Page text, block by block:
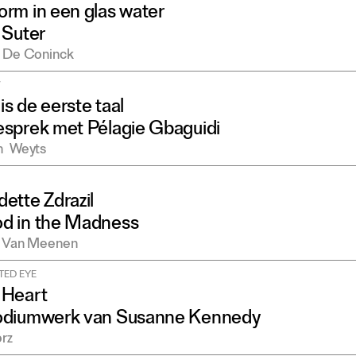
in een glas water
De Coninck
de eerste taal
met Pélagie Gbaguidi
Weyts
Zdrazil
in the Madness
Van Meenen
EYE
van Susanne Kennedy